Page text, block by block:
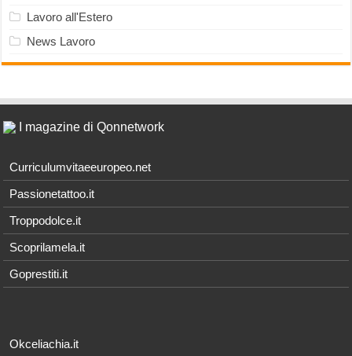
Lavoro all'Estero
News Lavoro
I magazine di Qonnetwork
Curriculumvitaeeuropeo.net
Passionetattoo.it
Troppodolce.it
Scoprilamela.it
Goprestiti.it
Okceliachia.it